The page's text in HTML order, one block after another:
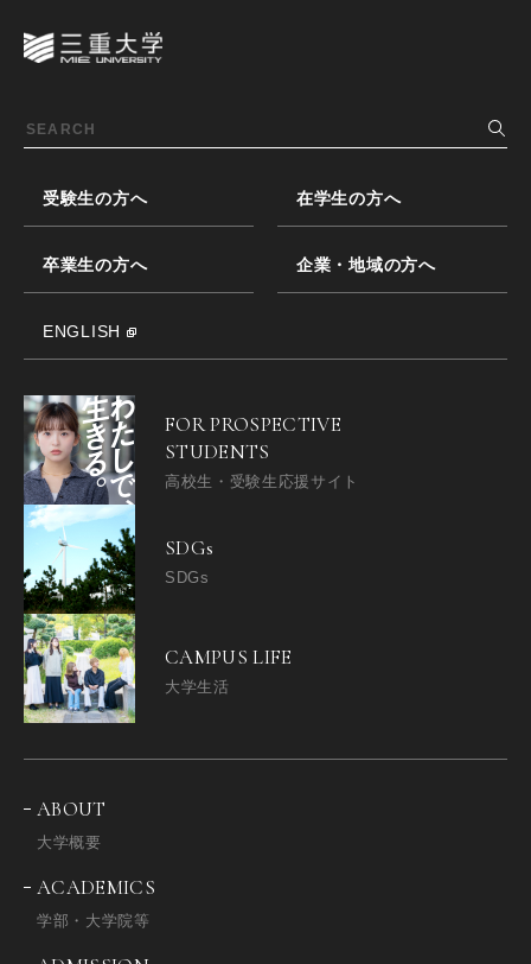
受験生の方へ 在学生の方へ
卒業生の方へ 企業・地域の方へ
ENGLISH
FOR PROSPECTIVE
STUDENTS
高校生・受験生応援サイト
SDGs
SDGs
CAMPUS LIFE
大学生活
ABOUT
大学概要
ACADEMICS
学部・大学院等